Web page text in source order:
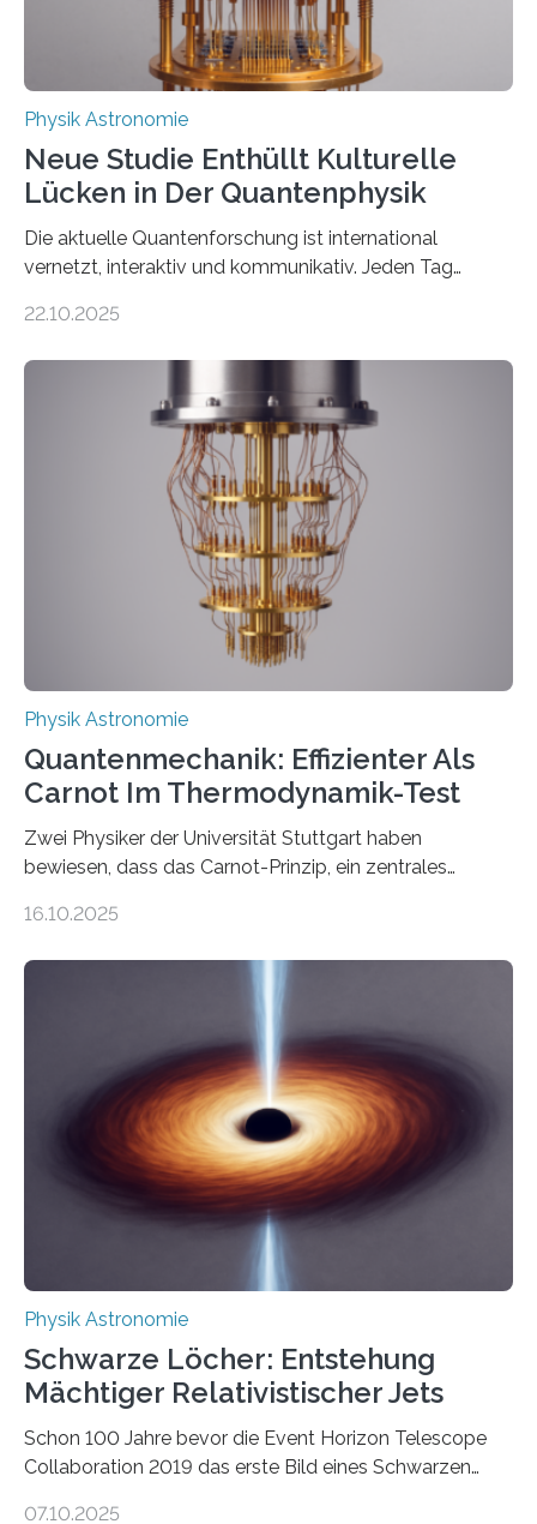
Physik Astronomie
Neue Studie Enthüllt Kulturelle
Lücken in Der Quantenphysik
Die aktuelle Quantenforschung ist international
vernetzt, interaktiv und kommunikativ. Jeden Tag
oft von Autor*innen, die eng zusammenarbeiten. Neue
werden schnell weiterentwickelt. Dies ist der Alltag in
der Forschung der Quantentheorie, die dieses Jahr 100
Jahre alt geworden ist, weshalb die UNESCO 2025 zum
Internationalen Jahr der Quantenwissenschaft und -
technologie ausgerufen hat. Doch nun hat eine
internationale Forschungsgruppe um den
22.10.2025
Physik Astronomie
Quantenmechanik: Effizienter Als
Carnot Im Thermodynamik-Test
Zwei Physiker der Universität Stuttgart haben
bewiesen, dass das Carnot-Prinzip, ein zentrales
Größenordnung von Atomen gilt, deren physikalische
Quantenmotoren voranbringen. Das
Wissenschaftsjournal Science Advances veröffentlichte
die Herleitung. (DOI: 10.1126/sciadv.adw8462)
Verbrennungsmotoren oder Dampfturbinen sind
Wärmekraftmaschinen: Sie wandeln thermische
Energie in mechanische Bewegung um – oder anders
ausgedrückt, Wärme in Bewegung. In
quantenmechanischen Experimenten ist es in den…
16.10.2025
Physik Astronomie
Schwarze Löcher: Entstehung
Mächtiger Relativistischer Jets
Schon 100 Jahre bevor die Event Horizon Telescope
Collaboration 2019 das erste Bild eines Schwarzen
07.10.2025